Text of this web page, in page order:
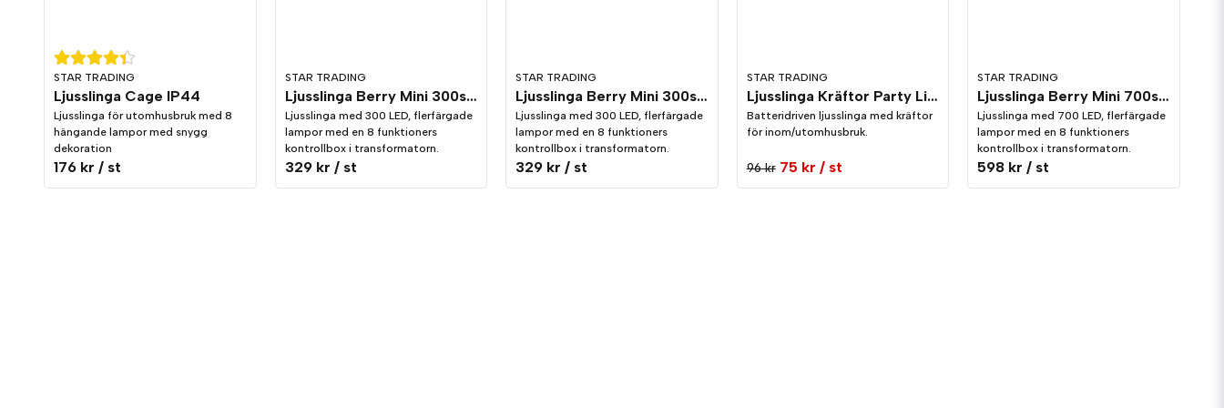
STAR TRADING
Ljusslinga Cage IP44
Ljusslinga för utomhusbruk med 8
hängande lampor med snygg
dekoration
176 kr / st
STAR TRADING
Ljusslinga Berry Mini 300st Multi
Ljusslinga med 300 LED, flerfärgade
lampor med en 8 funktioners
kontrollbox i transformatorn.
329 kr / st
STAR TRADING
Ljusslinga Berry Mini 300st Vit
Ljusslinga med 300 LED, flerfärgade
lampor med en 8 funktioners
kontrollbox i transformatorn.
329 kr / st
STAR TRADING
Ljusslinga Kräftor Party Light
Batteridriven ljusslinga med kräftor
för inom/utomhusbruk.
96 kr 75 kr / st
STAR TRADING
Ljusslinga Berry Mini 700st Vit
Ljusslinga med 700 LED, flerfärgade
lampor med en 8 funktioners
kontrollbox i transformatorn.
598 kr / st